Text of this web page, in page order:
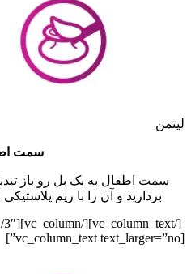
لیتمن
سمت
سمت اطفال به یک بل رو باز
بردارید و آن را با ریم
[vc_column_text text_larger=”no”]